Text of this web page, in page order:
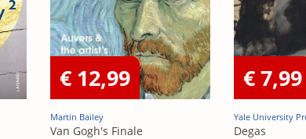
€ 12,99
Martin Bailey
Van Gogh's Finale
€ 7,99
Yale University
Degas